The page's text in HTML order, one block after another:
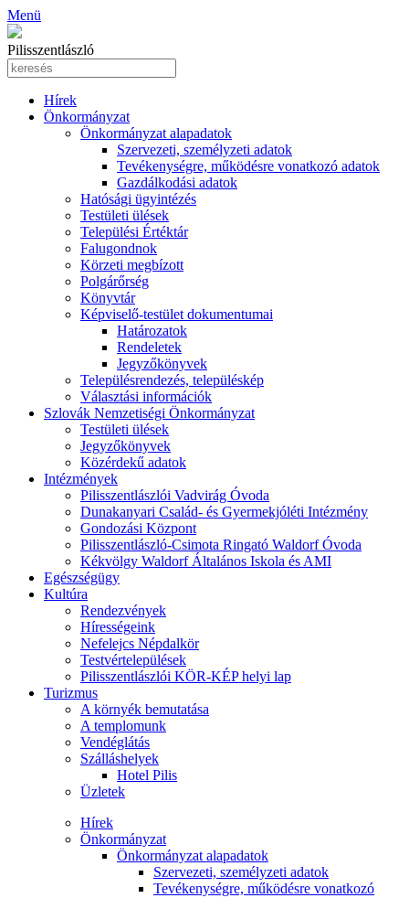
Menü
Pilisszentlászló
Hírek
Önkormányzat
Önkormányzat alapadatok
Szervezeti, személyzeti adatok
Tevékenységre, működésre vonatkozó adatok
Gazdálkodási adatok
Hatósági ügyintézés
Testületi ülések
Települési Értéktár
Falugondnok
Körzeti megbízott
Polgárőrség
Könyvtár
Képviselő-testület dokumentumai
Határozatok
Rendeletek
Jegyzőkönyvek
Településrendezés, településkép
Választási információk
Szlovák Nemzetiségi Önkormányzat
Testületi ülések
Jegyzőkönyvek
Közérdekű adatok
Intézmények
Pilisszentlászlói Vadvirág Óvoda
Dunakanyari Család- és Gyermekjóléti Intézmény
Gondozási Központ
Pilisszentlászló-Csimota Ringató Waldorf Óvoda
Kékvölgy Waldorf Általános Iskola és AMI
Egészségügy
Kultúra
Rendezvények
Hírességeink
Nefelejcs Népdalkör
Testvértelepülések
Pilisszentlászlói KÖR-KÉP helyi lap
Turizmus
A környék bemutatása
A templomunk
Vendéglátás
Szálláshelyek
Hotel Pilis
Üzletek
Hírek
Önkormányzat
Önkormányzat alapadatok
Szervezeti, személyzeti adatok
Tevékenységre, működésre vonatkozó